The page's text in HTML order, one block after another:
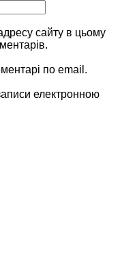
сайту в цьому
по email.
електронною